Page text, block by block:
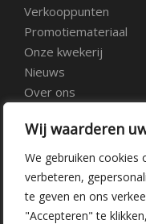
Wij waarderen
We gebruiken cookies
verbeteren,
te geven en ons
"Accepteren" te
Verkooppunten
Promotiemateriaal
Onze kwekerij
Nieuws
Over ons
Vacatures
Contact
Kwekerij